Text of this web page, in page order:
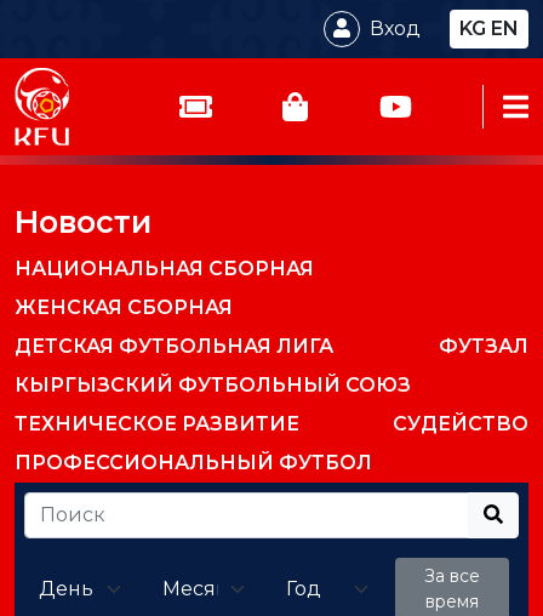
Вход KG EN
Новости
НАЦИОНАЛЬНАЯ СБОРНАЯ
ЖЕНСКАЯ СБОРНАЯ
ДЕТСКАЯ ФУТБОЛЬНАЯ ЛИГА
ФУТЗАЛ
КЫРГЫЗСКИЙ ФУТБОЛЬНЫЙ СОЮЗ
ТЕХНИЧЕСКОЕ РАЗВИТИЕ
СУДЕЙСТВО
ПРОФЕССИОНАЛЬНЫЙ ФУТБОЛ
За все
время